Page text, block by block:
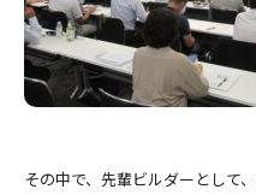
その中で、先輩ビルダーとして